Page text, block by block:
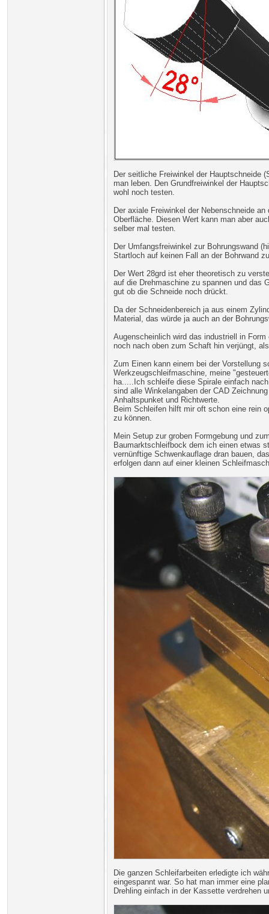
Der seitliche Freiwinkel der Hauptschneide
man leben. Den Grundfreiwinkel der
wohl noch testen.
Der axiale Freiwinkel der Nebenschneide
Oberfläche. Diesen Wert kann man aber
selber mal testen.
Der Umfangsfreiwinkel zur Bohrungswand
Startloch auf keinen Fall an der Bohrwand
Der Wert 28grd ist eher theoretisch zu
auf die Drehmaschine zu spannen und das
gut ob die Schneide noch drückt.
Da der Schneidenbereich ja aus einem
Material, das würde ja auch an der
Augenscheinlich wird das industriell in
noch nach oben zum Schaft hin verjüngt,
Zum Einen kann einem bei der Vorstellung
Werkzeugschleifmaschine, meine
ha.....Ich schleife diese Spirale einfach
sind alle Winkelangaben der CAD
Anhaltspunket und Richtwerte.
Beim Schleifen hilft mir oft schon eine rein
zu können.
Mein Setup zur groben Formgebung und
Baumarktschleifbock dem ich einen etwas
vernünftige Schwenkauflage dran bauen,
erfolgen dann auf einer kleinen
Die ganzen Schleifarbeiten erledigte ich
eingespannt war. So hat man immer eine
Drehling einfach in der Kassette verdrehen